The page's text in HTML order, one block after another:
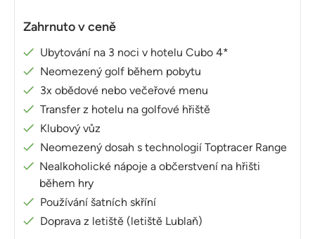
Zahrnuto v ceně
Ubytování na 3 noci v hotelu Cubo 4*
Neomezený golf během pobytu
3x obědové nebo večeřové menu
Transfer z hotelu na golfové hřiště
Klubový vůz
Neomezený dosah s technologií Toptracer Range
Nealkoholické nápoje a občerstvení na hřišti
během hry
Používání šatních skříní
Doprava z letiště (letiště Lublaň)